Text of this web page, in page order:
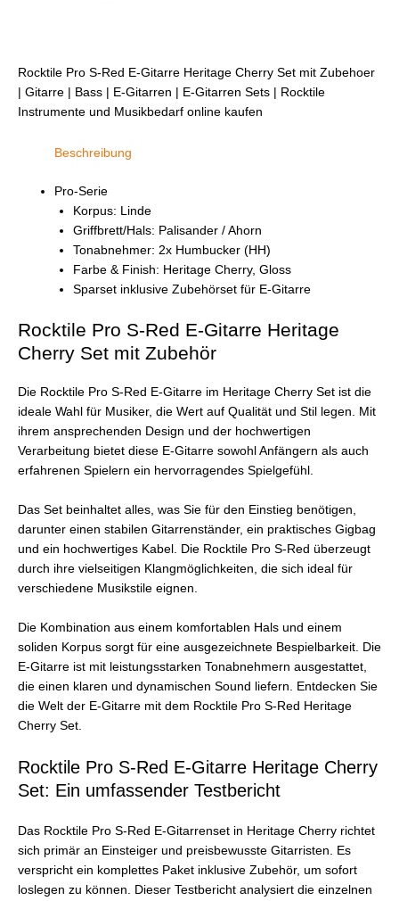
mit
Zubehör
Menge
Rocktile Pro S-Red E-Gitarre Heritage Cherry Set mit Zubehoer
| Gitarre | Bass | E-Gitarren | E-Gitarren Sets | Rocktile
Instrumente und Musikbedarf online kaufen
Beschreibung
Pro-Serie
Korpus: Linde
Griffbrett/Hals: Palisander / Ahorn
Tonabnehmer: 2x Humbucker (HH)
Farbe & Finish: Heritage Cherry, Gloss
Sparset inklusive Zubehörset für E-Gitarre
Rocktile Pro S-Red E-Gitarre Heritage
Cherry Set mit Zubehör
Die Rocktile Pro S-Red E-Gitarre im Heritage Cherry Set ist die
ideale Wahl für Musiker, die Wert auf Qualität und Stil legen. Mit
ihrem ansprechenden Design und der hochwertigen
Verarbeitung bietet diese E-Gitarre sowohl Anfängern als auch
erfahrenen Spielern ein hervorragendes Spielgefühl.
Das Set beinhaltet alles, was Sie für den Einstieg benötigen,
darunter einen stabilen Gitarrenständer, ein praktisches Gigbag
und ein hochwertiges Kabel. Die Rocktile Pro S-Red überzeugt
durch ihre vielseitigen Klangmöglichkeiten, die sich ideal für
verschiedene Musikstile eignen.
Die Kombination aus einem komfortablen Hals und einem
soliden Korpus sorgt für eine ausgezeichnete Bespielbarkeit. Die
E-Gitarre ist mit leistungsstarken Tonabnehmern ausgestattet,
die einen klaren und dynamischen Sound liefern. Entdecken Sie
die Welt der E-Gitarre mit dem Rocktile Pro S-Red Heritage
Cherry Set.
Rocktile Pro S-Red E-Gitarre Heritage Cherry
Set: Ein umfassender Testbericht
Das Rocktile Pro S-Red E-Gitarrenset in Heritage Cherry richtet
sich primär an Einsteiger und preisbewusste Gitarristen. Es
verspricht ein komplettes Paket inklusive Zubehör, um sofort
loslegen zu können. Dieser Testbericht analysiert die einzelnen